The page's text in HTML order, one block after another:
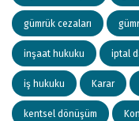
gümrük cezaları
inşaat hukuku iptal
iş hukuku Karar
kentsel dönüşüm